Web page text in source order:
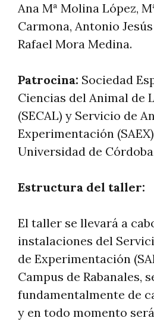
Ana Mª Molina López,
Carmona, Antonio
Rafael Mora Medina.
Patrocina: Sociedad
Ciencias del Animal de
(SECAL) y Servicio de
Experimentación
Universidad de
Estructura del taller:
El taller se llevará a
instalaciones del
de Experimentación
Campus de Rabanales,
fundamentalmente de
y en todo momento